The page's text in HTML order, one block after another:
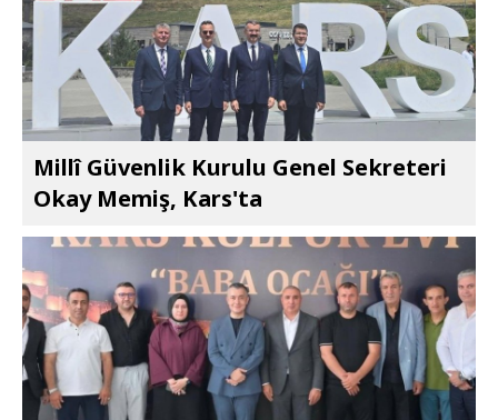
Millî Güvenlik Kurulu Genel Sekreteri
Okay Memiş, Kars'ta